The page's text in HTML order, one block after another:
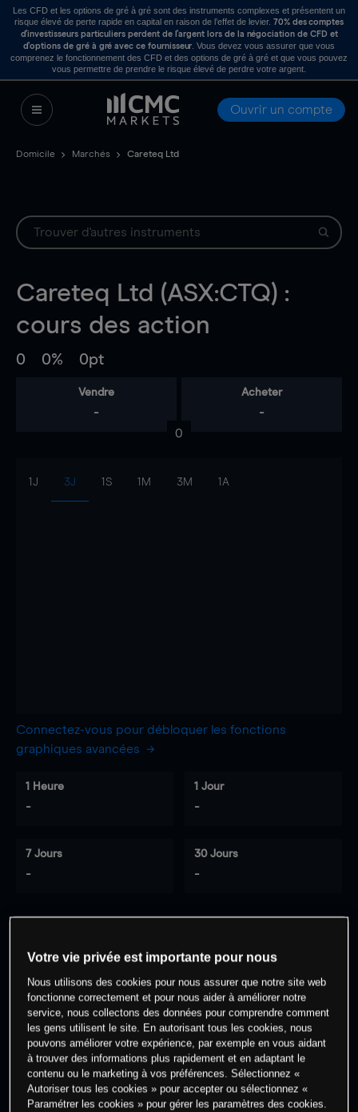
Les CFD et les options de gré à gré sont des instruments complexes et présentent un
risque élevé de perte rapide en capital en raison de l’effet de levier. 70% des comptes
d’investisseurs particuliers perdent de l’argent lors de la négociation de CFD et
d’options de gré à gré avec ce fournisseur . Vous devez vous assurer que vous
comprenez le fonctionnement des CFD et des options de gré à gré et que vous pouvez
vous permettre de prendre le risque élevé de perdre votre argent.
Ouvrir un compte
Domicile Marchés Careteq Ltd
Careteq Ltd (ASX:CTQ) :
cours des action
0 0% 0pt
Vendre
-
Acheter
-
0
1J 3J 1S 1M 3M 1A
Connectez-vous pour débloquer les fonctions
graphiques avancées
1 Heure
-
1 Jour
-
7 Jours
-
30 Jours
-
cet actif
Commencez à trader
Votre vie privée est importante pour nous
Nous utilisons des cookies pour nous assurer que notre site web
fonctionne correctement et pour nous aider à améliorer notre
service, nous collectons des données pour comprendre comment
les gens utilisent le site. En autorisant tous les cookies, nous
pouvons améliorer votre expérience, par exemple en vous aidant
à trouver des informations plus rapidement et en adaptant le
contenu ou le marketing à vos préférences. Sélectionnez «
Autoriser tous les cookies » pour accepter ou sélectionnez «
Paramétrer les cookies » pour gérer les paramètres des cookies.